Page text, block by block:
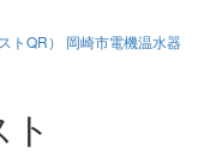
トQR）
岡崎市電機温水器